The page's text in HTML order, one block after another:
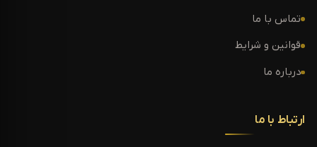
تماس با ما
قوانین و شرایط
درباره ما
ارتباط با ما